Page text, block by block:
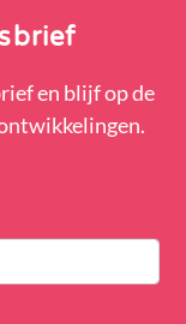
en blijf op de